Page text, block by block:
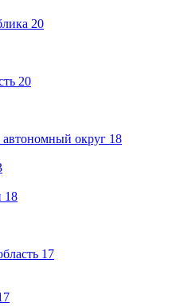
20
20
округ 18
18
17